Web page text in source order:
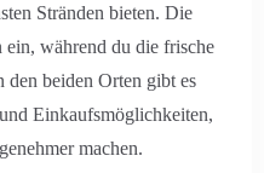
Stränden bieten. Die
ein, während du die frische
den beiden Orten gibt es
Einkaufsmöglichkeiten,
machen.